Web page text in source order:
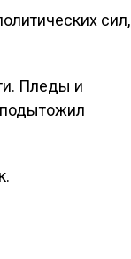
сил,
Пледы и
подытожил